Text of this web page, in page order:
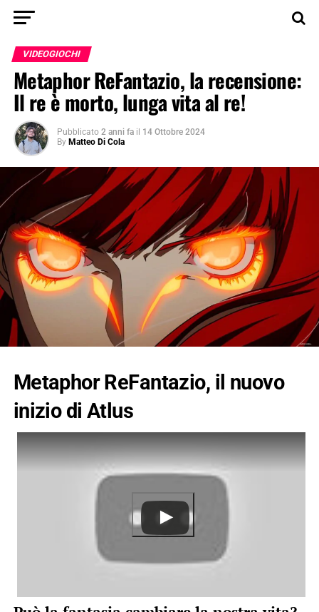
VIDEOGIOCHI
Metaphor ReFantazio, la recensione:
Il re è morto, lunga vita al re!
Pubblicato 2 anni fa il 14 Ottobre 2024
By Matteo Di Cola
Metaphor ReFantazio, il nuovo
inizio di Atlus